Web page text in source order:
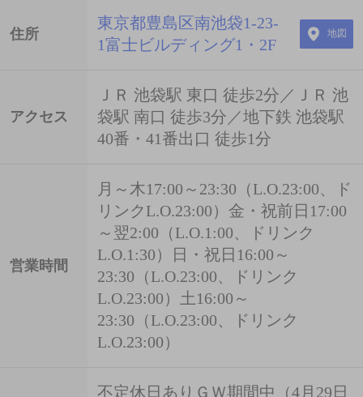
住所
東京都豊島区南池袋1-23-
1富士ビルディング1・2F
地図
アクセス
ＪＲ 池袋駅 東口 徒歩2分／ＪＲ 池
袋駅 南口 徒歩3分／地下鉄 池袋駅
40番・41番出口 徒歩1分
営業時間
月～木17:00～23:30（L.O.23:00、ド
リンクL.O.23:00）金・祝前日17:00
～翌2:00（L.O.1:00、ドリンク
L.O.1:30）日・祝日16:00～
23:30（L.O.23:00、ドリンク
L.O.23:00）土16:00～
23:30（L.O.23:00、ドリンク
L.O.23:00）
不定休日ありＧＷ期間中（4月29日